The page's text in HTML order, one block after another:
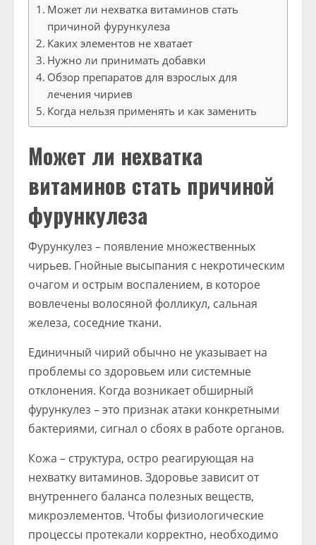
Может ли нехватка витаминов стать
причиной фурункулеза
Каких элементов не хватает
Нужно ли принимать добавки
Обзор препаратов для взрослых для
лечения чириев
Когда нельзя применять и как заменить
Может ли нехватка
витаминов стать причиной
фурункулеза
Фурункулез – появление множественных
чирьев. Гнойные высыпания с некротическим
очагом и острым воспалением, в которое
вовлечены волосяной фолликул, сальная
железа, соседние ткани.
Единичный чирий обычно не указывает на
проблемы со здоровьем или системные
отклонения. Когда возникает обширный
фурункулез – это признак атаки конкретными
бактериями, сигнал о сбоях в работе органов.
Кожа – структура, остро реагирующая на
нехватку витаминов. Здоровье зависит от
внутреннего баланса полезных веществ,
микроэлементов. Чтобы физиологические
процессы протекали корректно, необходимо